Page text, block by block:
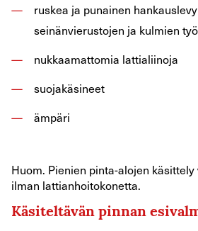
ruskea ja punainen
seinänvierustojen ja kulmien
nukkaamattomia lattialiinoja
suojakäsineet
ämpäri
Huom. Pienien pinta-alojen
ilman lattianhoitokonetta.
Käsiteltävän pinnan